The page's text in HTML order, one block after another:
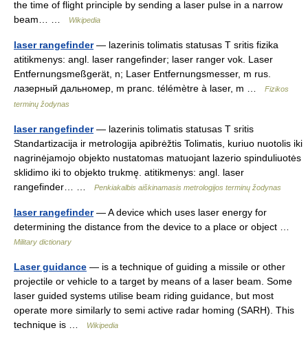
the time of flight principle by sending a laser pulse in a narrow
beam… …
Wikipedia
laser rangefinder— lazerinis tolimatis statusas T sritis fizika
atitikmenys: angl. laser rangefinder; laser ranger vok. Laser
Entfernungsmeßgerät, n; Laser Entfernungsmesser, m rus.
лазерный дальномер, m pranc. télémètre à laser, m …
Fizikos
terminų žodynas
laser rangefinder— lazerinis tolimatis statusas T sritis
Standartizacija ir metrologija apibrėžtis Tolimatis, kuriuo nuotolis iki
nagrinėjamojo objekto nustatomas matuojant lazerio spinduliuotės
sklidimo iki to objekto trukmę. atitikmenys: angl. laser
rangefinder… …
Penkiakalbis aiškinamasis metrologijos terminų žodynas
laser rangefinder— A device which uses laser energy for
determining the distance from the device to a place or object …
Military dictionary
Laser guidance — is a technique of guiding a missile or other
projectile or vehicle to a target by means of a laser beam. Some
laser guided systems utilise beam riding guidance, but most
operate more similarly to semi active radar homing (SARH). This
technique is …
Wikipedia